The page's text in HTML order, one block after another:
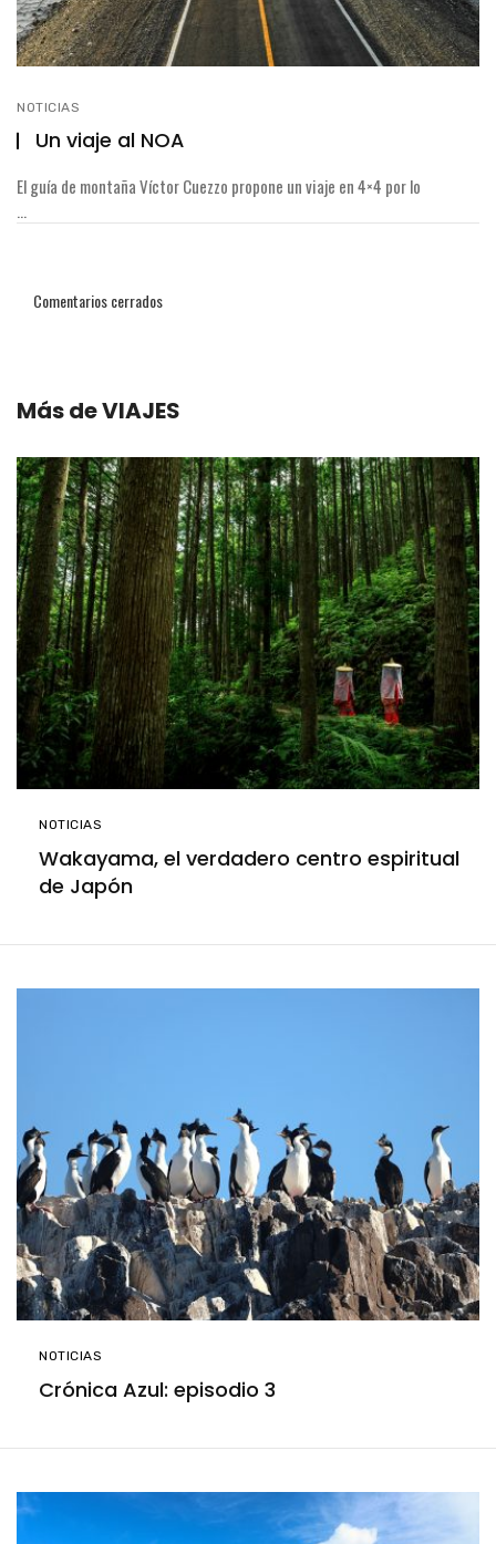
NOTICIAS
Un viaje al NOA
El guía de montaña Víctor Cuezzo propone un viaje en 4×4 por lo
...
Comentarios cerrados
Más deVIAJES
NOTICIAS
Wakayama, el verdadero centro espiritual
de Japón
NOTICIAS
Crónica Azul: episodio 3